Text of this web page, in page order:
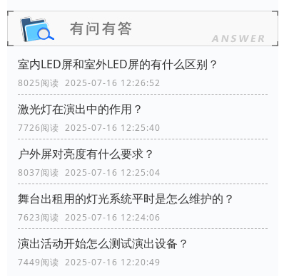
室内LED屏和室外LED屏的有什么区别？
8025阅读 2025-07-16 12:26:52
激光灯在演出中的作用？
7726阅读 2025-07-16 12:25:40
户外屏对亮度有什么要求？
8037阅读 2025-07-16 12:25:04
舞台出租用的灯光系统平时是怎么维护的？
7623阅读 2025-07-16 12:24:06
演出活动开始怎么测试演出设备？
7449阅读 2025-07-16 12:20:49